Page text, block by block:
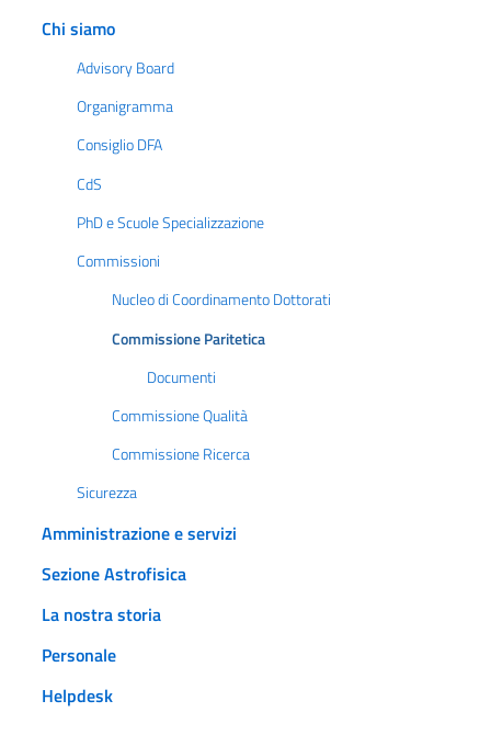
Chi siamo
Advisory Board
Organigramma
Consiglio DFA
CdS
PhD e Scuole Specializzazione
Commissioni
Nucleo di Coordinamento Dottorati
Commissione Paritetica
Documenti
Commissione Qualità
Commissione Ricerca
Sicurezza
Amministrazione e servizi
Sezione Astrofisica
La nostra storia
Personale
Helpdesk